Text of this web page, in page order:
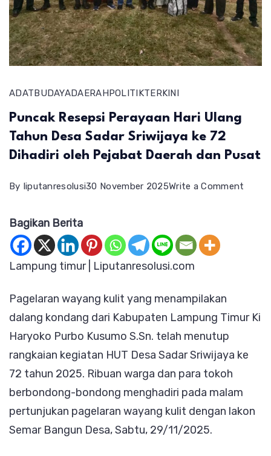
ADATBUDAYADAERAHPOLITIKTERKINI
Puncak Resepsi Perayaan Hari Ulang
Tahun Desa Sadar Sriwijaya ke 72
Dihadiri oleh Pejabat Daerah dan Pusat
By liputanresolusi30 November 2025Write a Comment
Desa
Bagikan Berita
Lampung timur | Liputanresolusi.com
Pagelaran wayang kulit yang menampilakan
dalang kondang dari Kabupaten Lampung Timur Ki
Haryoko Purbo Kusumo S.Sn. telah menutup
rangkaian kegiatan HUT Desa Sadar Sriwijaya ke
72 tahun 2025. Ribuan warga dan para tokoh
berbondong-bondong menghadiri pada malam
pertunjukan pagelaran wayang kulit dengan lakon
Semar Bangun Desa, Sabtu, 29/11/2025.